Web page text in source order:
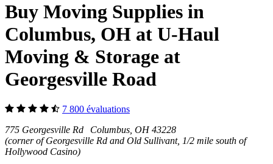
Buy Moving Supplies in
Columbus, OH at U-Haul
Moving & Storage at
Georgesville Road
7 800 évaluations
775 Georgesville Rd Columbus, OH 43228
(corner of Georgesville Rd and Old Sullivant, 1/2 mile south of
Hollywood Casino)